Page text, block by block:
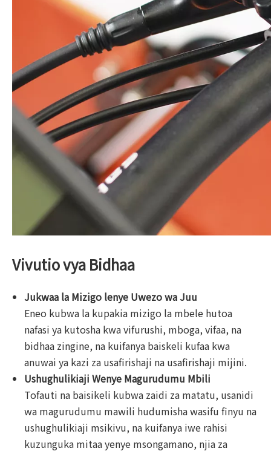
Vivutio vya Bidhaa
Jukwaa la Mizigo lenye Uwezo wa Juu
Eneo kubwa la kupakia mizigo la mbele hutoa
nafasi ya kutosha kwa vifurushi, mboga, vifaa, na
bidhaa zingine, na kuifanya baiskeli kufaa kwa
anuwai ya kazi za usafirishaji na usafirishaji mijini.
Ushughulikiaji Wenye Magurudumu Mbili
Tofauti na baisikeli kubwa zaidi za matatu, usanidi
wa magurudumu mawili hudumisha wasifu finyu na
ushughulikiaji msikivu, na kuifanya iwe rahisi
kuzunguka mitaa yenye msongamano, njia za